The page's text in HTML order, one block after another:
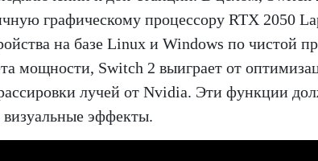
графическому процессору RTX 2050
на базе Linux и Windows по чистой
мощности, Switch 2 выиграет от
лучей от Nvidia. Эти функции
эффекты.